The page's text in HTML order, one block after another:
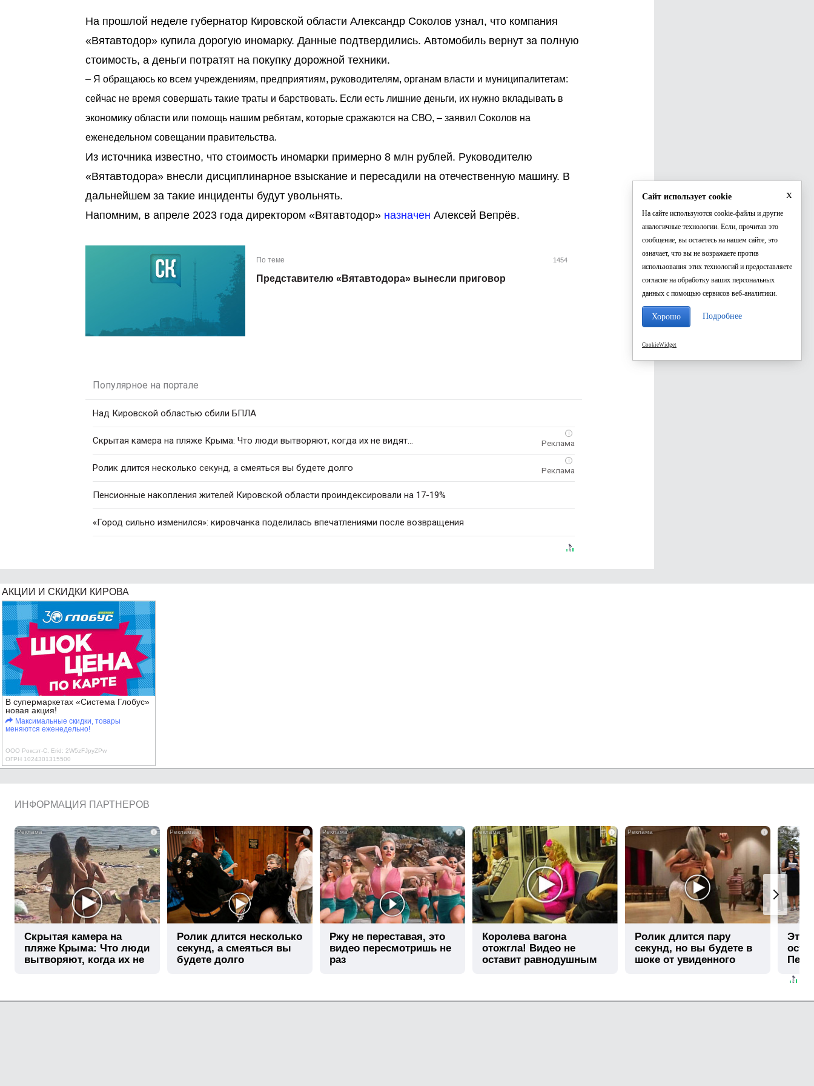
На прошлой неделе губернатор Кировской области Александр Соколов узнал, что компания
«Вятавтодор» купила дорогую иномарку. Данные подтвердились. Автомобиль вернут за полную
стоимость, а деньги потратят на покупку дорожной техники.
– Я обращаюсь ко всем учреждениям, предприятиям, руководителям, органам власти и муниципалитетам:
сейчас не время совершать такие траты и барствовать. Если есть лишние деньги, их нужно вкладывать в
экономику области или помощь нашим ребятам, которые сражаются на СВО, – заявил Соколов на
еженедельном совещании правительства.
Из источника известно, что стоимость иномарки примерно 8 млн рублей. Руководителю
«Вятавтодора» внесли дисциплинарное взыскание и пересадили на отечественную машину. В
дальнейшем за такие инциденты будут увольнять.
Напомним, в апреле 2023 года директором «Вятавтодор» назначен Алексей Вепрёв.
По теме 1454
Представителю «Вятавтодора» вынесли приговор
Популярное на портале
Над Кировской областью сбили БПЛА
i
Скрытая камера на пляже Крыма: Что люди вытворяют, когда их не видят...
i
Ролик длится несколько секунд, а смеяться вы будете долго
Пенсионные накопления жителей Кировской области проиндексировали на 17-19%
«Город сильно изменился»: кировчанка поделилась впечатлениями после возвращения
АКЦИИ И СКИДКИ КИРОВА
В супермаркетах «Система Глобус»
новая акция!
Максимальные скидки, товары
меняются еженедельно!
ООО Роксэт-С, Erid: 2W5zFJpyZPw
ОГРН 1024301315500
ИНФОРМАЦИЯ ПАРТНЕРОВ
i
Скрытая камера на
пляже Крыма: Что люди
вытворяют, когда их не
i
Ролик длится несколько
секунд, а смеяться вы
будете долго
i
Ржу не переставая, это
видео пересмотришь не
раз
i
Королева вагона
отожгла! Видео не
оставит равнодушным
i
Ролик длится пару
секунд, но вы будете в
шоке от увиденного
Этот
x
Сайт использует cookie
На сайте используются cookie-файлы и другие
аналогичные технологии. Если, прочитав это
сообщение, вы остаетесь на нашем сайте, это
означает, что вы не возражаете против
использования этих технологий и предоставляете
согласие на обработку ваших персональных
данных с помощью сервисов веб-аналитики.
Хорошо Подробнее
CookieWidget